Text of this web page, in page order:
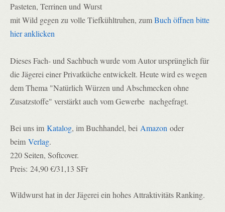
Pasteten, Terrinen und Wurst
mit Wild gegen zu volle Tiefkühltruhen, zumBuch öffnen bitte
hier anklicken
Dieses Fach- und Sachbuch wurde vom Autor ursprünglich für
die Jägerei einer Privatküche entwickelt. Heute wird es wegen
dem Thema "Natürlich Würzen und Abschmecken ohne
Zusatzstoffe" verstärkt auch vom Gewerbe nachgefragt.
Bei uns im Katalog, im Buchhandel, bei Amazon oder
beim Verlag.
220 Seiten, Softcover.
Preis: 24,90 €/31,13 SFr
Wildwurst hat in der Jägerei ein hohes Attraktivitäts Ranking.